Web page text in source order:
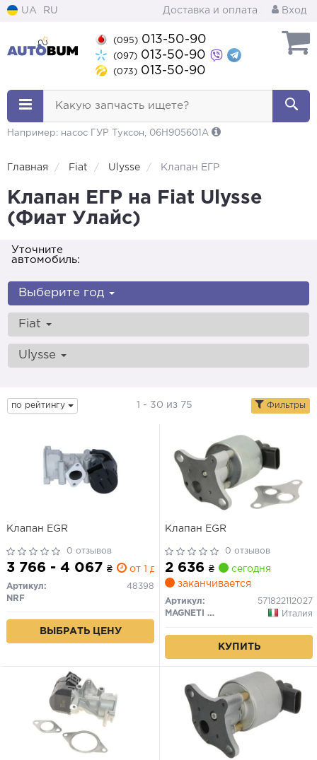
UA RU Доставка и оплата Вход
(095) 013-50-90
(097) 013-50-90
(073) 013-50-90
Какую запчасть ищете?
Например: насос ГУР Туксон, 06H905601A
Главная Fiat Ulysse Клапан ЕГР
Клапан ЕГР на Fiat Ulysse
(Фиат Улайс)
Уточните
автомобиль:
Выберите год
Fiat
Ulysse
по рейтингу 1 - 30 из 75 Фильтры
Клапан EGR
0 отзывов
3 766 - 4 067 ₴ от 1 дн.
Артикул:
48398
NRF
ВЫБРАТЬ ЦЕНУ
Клапан EGR
0 отзывов
2 636 ₴
сегодня
заканчивается
Артикул:
571822112027
MAGNETI MARELLI
Италия
КУПИТЬ